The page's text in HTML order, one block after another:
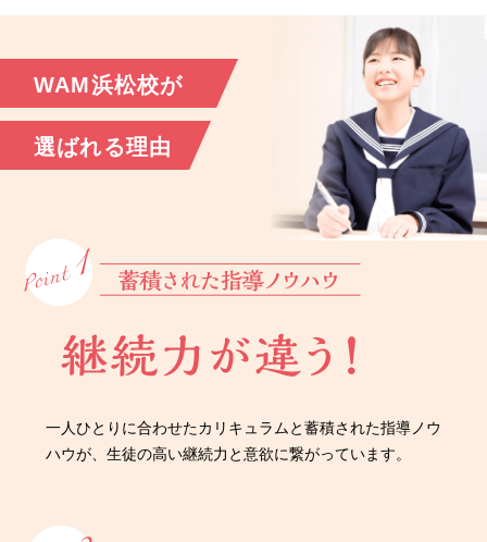
WAM浜松校が
選ばれる理由
一人ひとりに合わせたカリキュラムと蓄積された指導ノウ
ハウが、生徒の高い継続力と意欲に繋がっています。